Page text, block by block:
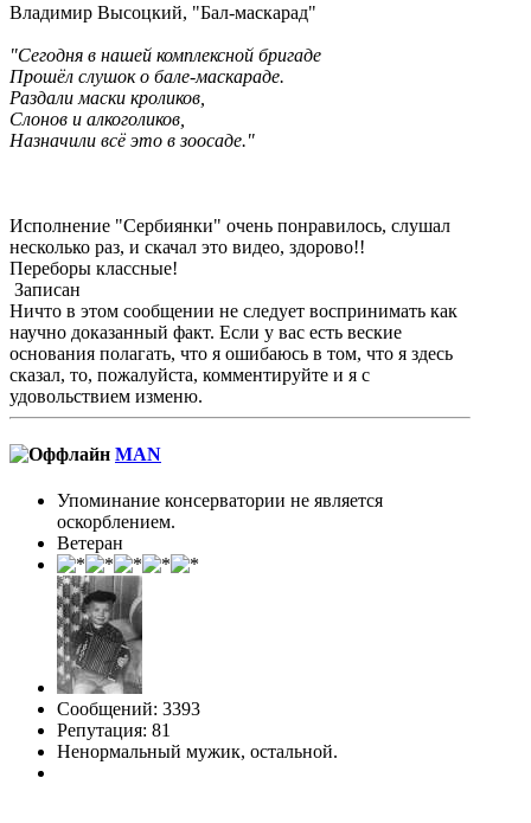
Владимир Высоцкий, "Бал-маскарад"
"Сегодня в нашей комплексной бригаде
Прошёл слушок о бале-маскараде.
Раздали маски кроликов,
Слонов и алкоголиков,
Назначили всё это в зоосаде."
Исполнение "Сербиянки" очень понравилось, слушал
несколько раз, и скачал это видео, здорово!!
Переборы классные!
Записан
Ничто в этом сообщении не следует воспринимать как
научно доказанный факт. Если у вас есть веские
основания полагать, что я ошибаюсь в том, что я здесь
сказал, то, пожалуйста, комментируйте и я с
удовольствием изменю.
MAN
Упоминание консерватории не является
оскорблением.
Ветеран
Сообщений: 3393
Репутация: 81
Ненормальный мужик, остальной.